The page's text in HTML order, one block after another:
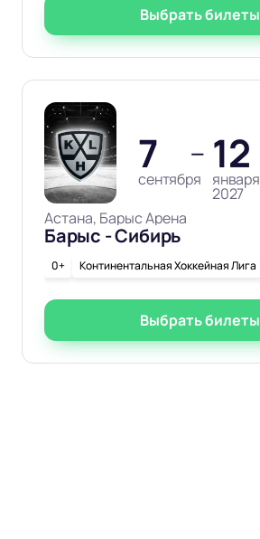
Выбрать билеты
7
сентября
— 12
января
2027
Астана, Барыс Арена
Барыс - Сибирь
0+ Континентальная Хоккейная Лига
Выбрать билеты